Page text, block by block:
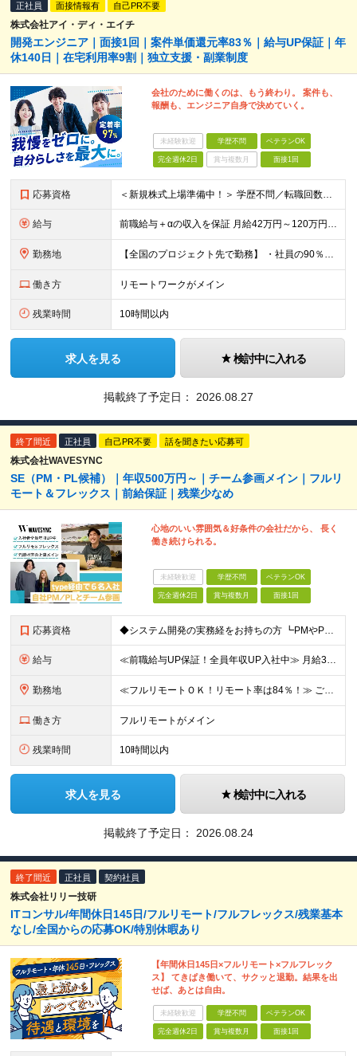
正社員 面接情報有 自己PR不要
株式会社アイ・ディ・エイチ
開発エンジニア｜面接1回｜案件単価還元率83％｜給与UP保証｜年
休140日｜在宅利用率9割｜独立支援・副業制度
会社のために働くのは、もう終わり。 案件も、
報酬も、エンジニア自身で決めていく。
未経験歓迎 学歴不問 ベテランOK
完全週休2日 賞与複数月 面接1回
応募資格 ＜新規株式上場準備中！＞ 学歴不問／転職回数不問／20代～50代の幅広い年代が活躍中です！ ▼必須要件 何らかのシステム開発経験をお持ちの方（開発・インフラ不問） ▼歓迎条件 プロジェクトマネジメ
給与 前職給与＋αの収入を保証 月給42万円～120万円＋各種手当＋賞与 給与基準が明確かつ高還元です。 一人ひとりが安定した環境のもと、長く活躍できる職場を目指しています。 ※平均年収650万円 ・還
勤務地 【全国のプロジェクト先で勤務】 ・社員の90％以上がリモートワークを導入 ・フルリモートで全国各地から勤務可 【本社】 埼玉県草加市谷塚町580-1 エスワンプラザ3F-1 【東京営業所】 東京都
働き方 リモートワークがメイン
残業時間 10時間以内
求人を見る 検討中に入れる
掲載終了予定日： 2026.08.27
終了間近 正社員 自己PR不要 話を聞きたい応募可
株式会社WAVESYNC
SE（PM・PL候補）｜年収500万円～｜チーム参画メイン｜フルリ
モート＆フレックス｜前給保証｜残業少なめ
心地のいい雰囲気＆好条件の会社だから、 長く
働き続けられる。
未経験歓迎 学歴不問 ベテランOK
完全週休2日 賞与複数月 面接1回
応募資格 ◆システム開発の実務経をお持ちの方 ┗PMやPL経験がなくても挑戦したい意欲を高く評価します！ ◆学歴不問 ★転職回数・ブランクなど一切不問！ ＼こんな方にピッタリの会社です／ □商流が深くPL・
給与 ≪前職給与UP保証！全員年収UP入社中≫ 月給32万円～＋賞与年4ヵ月分(業績により変動する場合もあります) ★スキルや経験を考慮の上、優遇します ★上記月給は固定残業代30時間分(月6万1000
勤務地 ≪フルリモートＯＫ！リモート率は84％！≫ ご自宅や本社オフィスでの在宅勤務、または東京23区内を中心とした首都圏のクライアント先での勤務 ■本社 東京都文京区後楽1-1-5 水道橋外堀通ビル2F
働き方 フルリモートがメイン
残業時間 10時間以内
求人を見る 検討中に入れる
掲載終了予定日： 2026.08.24
終了間近 正社員 契約社員
株式会社リリー技研
ITコンサル/年間休日145日/フルリモート/フルフレックス/残業基本
なし/全国からの応募OK/特別休暇あり
【年間休日145日×フルリモート×フルフレック
ス】 てきぱき働いて、サクッと退勤。結果を出
せば、あとは自由。
未経験歓迎 学歴不問 ベテランOK
完全週休2日 賞与複数月 面接1回